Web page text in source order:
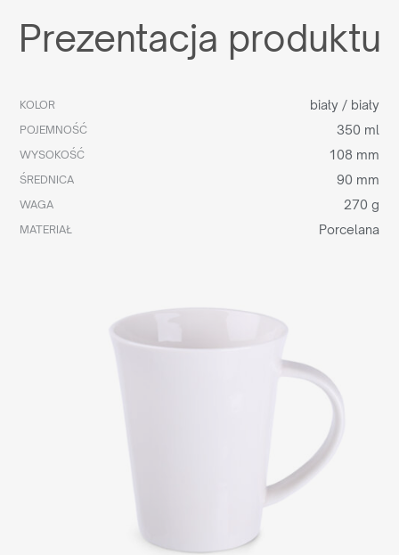
Prezentacja produktu
KOLOR biały / biały
POJEMNOŚĆ 350 ml
WYSOKOŚĆ 108 mm
ŚREDNICA 90 mm
WAGA 270 g
MATERIAŁ Porcelana